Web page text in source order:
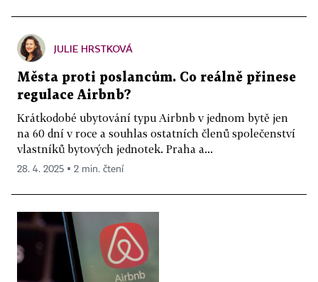
JULIE HRSTKOVÁ
Města proti poslancům. Co reálně přinese
regulace Airbnb?
Krátkodobé ubytování typu Airbnb v jednom bytě jen
na 60 dní v roce a souhlas ostatních členů společenství
vlastníků bytových jednotek. Praha a...
28. 4. 2025 ▪ 2 min. čtení